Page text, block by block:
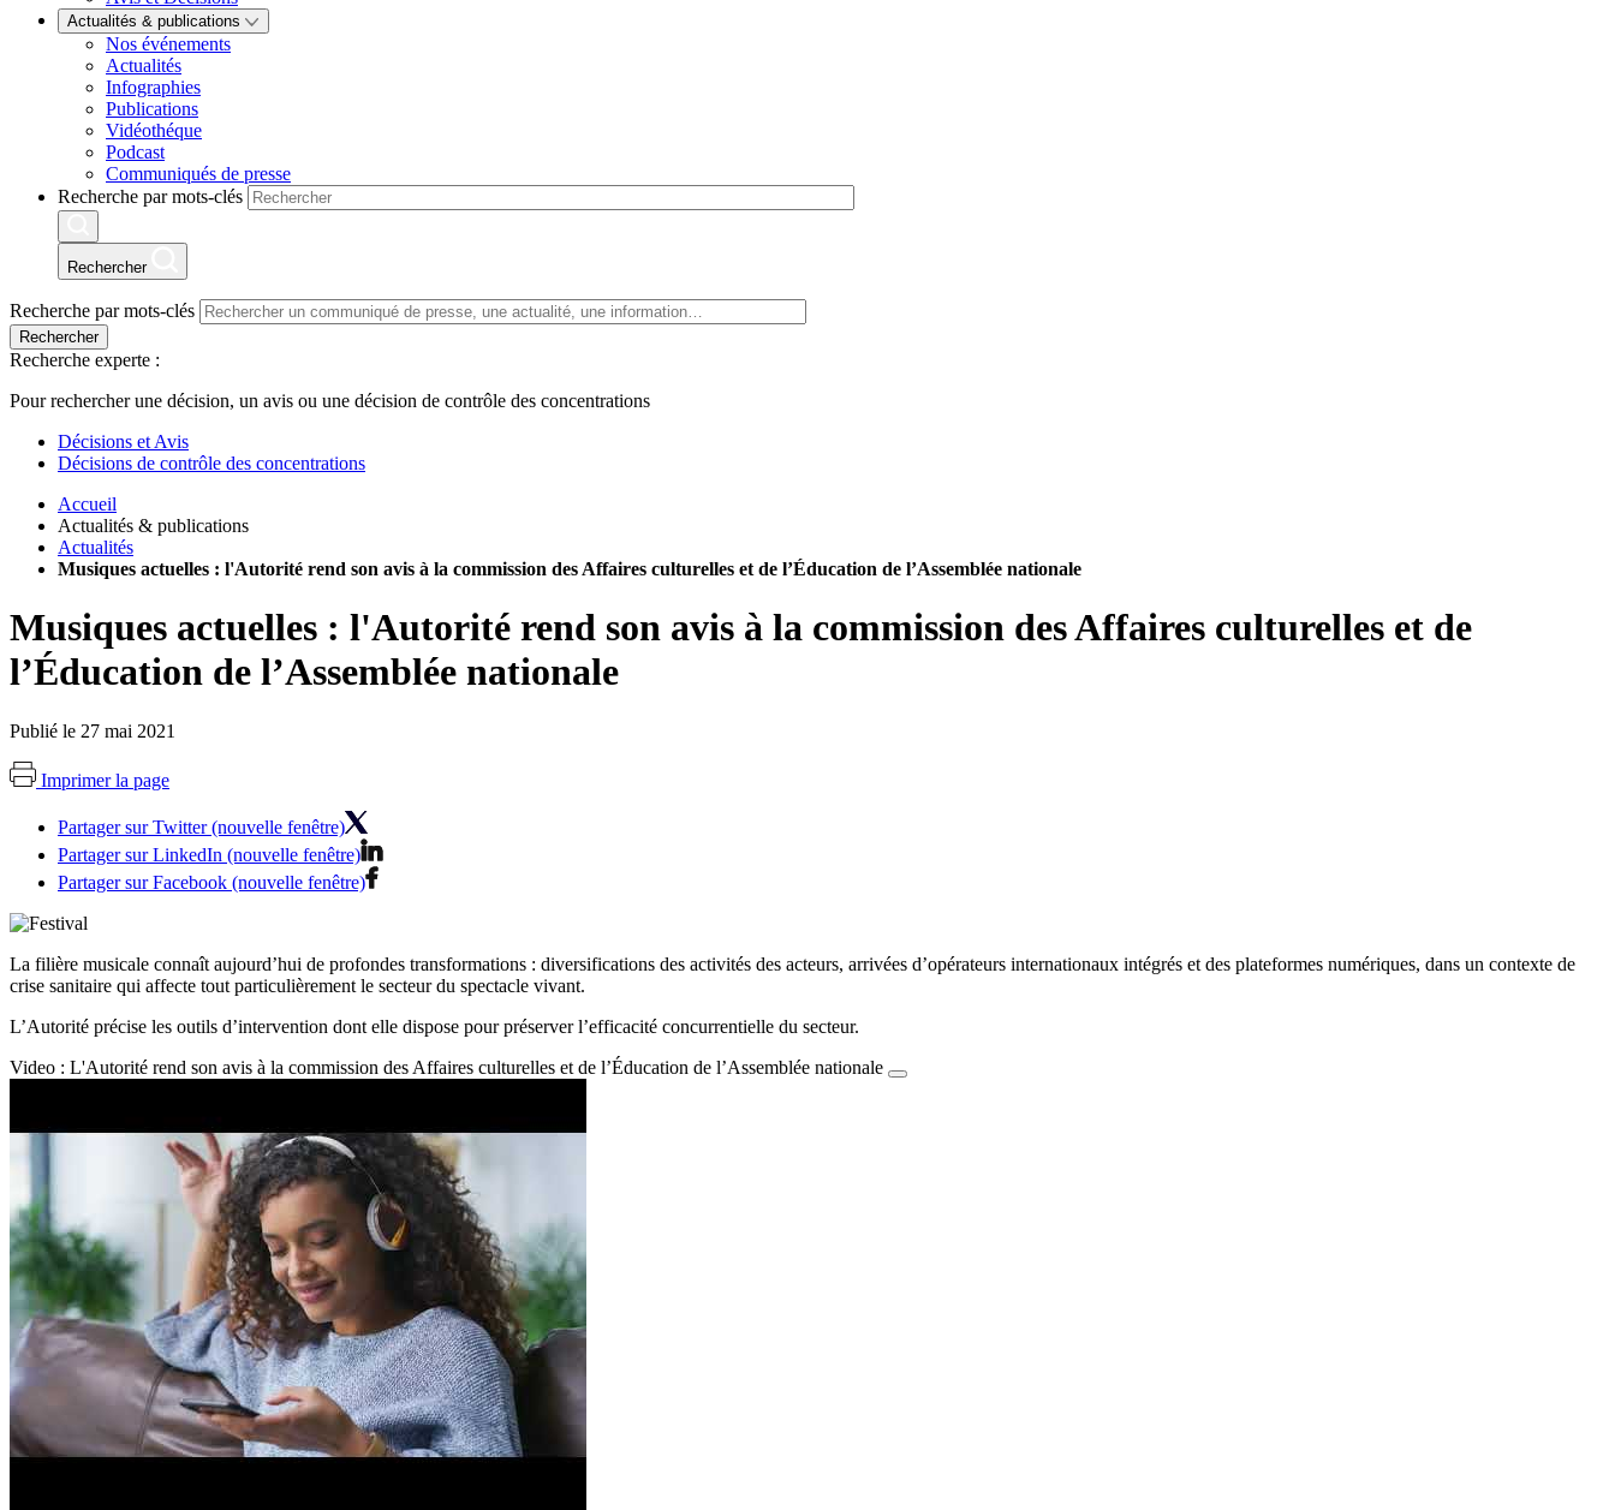
Actualités & publications
Nos événements
Actualités
Infographies
Publications
Vidéothéque
Podcast
Communiqués de presse
Recherche par mots-clés
Rechercher
Recherche par mots-clés
Rechercher
Recherche experte :
Pour rechercher une décision, un avis ou une décision de contrôle des concentrations
Décisions et Avis
Décisions de contrôle des concentrations
Accueil
Actualités & publications
Actualités
Musiques actuelles : l'Autorité rend son avis à la commission des Affaires culturelles et de l’Éducation de l’Assemblée nationale
Musiques actuelles : l'Autorité rend son avis à la commission des Affaires culturelles et de
l’Éducation de l’Assemblée nationale
Publié le 27 mai 2021
Imprimer la page
Partager sur Twitter (nouvelle fenêtre)
Partager sur LinkedIn (nouvelle fenêtre)
Partager sur Facebook (nouvelle fenêtre)
La filière musicale connaît aujourd’hui de profondes transformations : diversifications des activités des acteurs, arrivées d’opérateurs internationaux intégrés et des plateformes numériques, dans un contexte de
crise sanitaire qui affecte tout particulièrement le secteur du spectacle vivant.
L’Autorité précise les outils d’intervention dont elle dispose pour préserver l’efficacité concurrentielle du secteur.
Video : L'Autorité rend son avis à la commission des Affaires culturelles et de l’Éducation de l’Assemblée nationale